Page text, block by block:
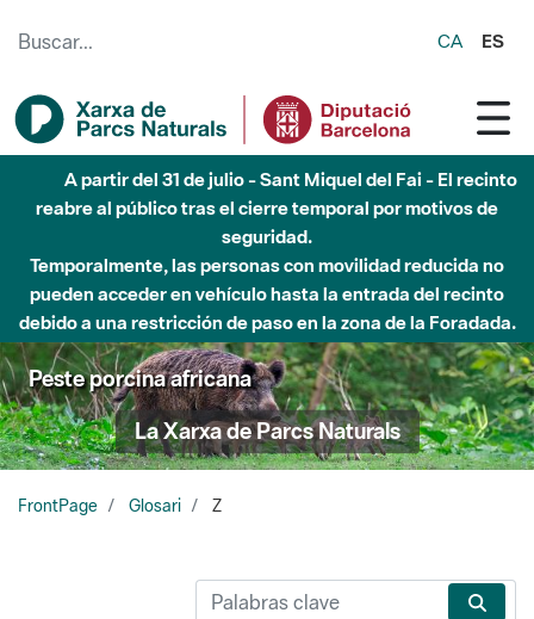
CA ES
A partir del 31 de julio - Sant Miquel del Fai - El recinto
reabre al público tras el cierre temporal por motivos de
seguridad.
Temporalmente, las personas con movilidad reducida no
pueden acceder en vehículo hasta la entrada del recinto
debido a una restricción de paso en la zona de la Foradada.
Peste porcina africana
La Xarxa de Parcs Naturals
FrontPage Glosari Z